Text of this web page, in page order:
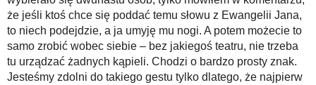
że jeśli ktoś chce się poddać temu słowu z Ewangelii Jana,
to niech podejdzie, a ja umyję mu nogi. A potem możecie to
samo zrobić wobec siebie – bez jakiegoś teatru, nie trzeba
tu urządzać żadnych kąpieli. Chodzi o bardzo prosty znak.
Jesteśmy zdolni do takiego gestu tylko dlatego, że najpierw